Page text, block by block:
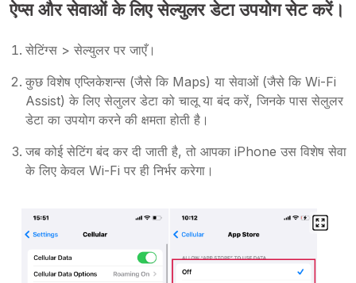
ऐप्स और सेवाओं के लिए सेल्युलर डेटा उपयोग सेट करें।
सेटिंग्स > सेल्युलर पर जाएँ।
कुछ विशेष एप्लिकेशन्स (जैसे कि Maps) या सेवाओं (जैसे कि Wi-Fi
Assist) के लिए सेलुलर डेटा को चालू या बंद करें, जिनके पास सेलुलर
डेटा का उपयोग करने की क्षमता होती है।
जब कोई सेटिंग बंद कर दी जाती है, तो आपका iPhone उस विशेष सेवा
के लिए केवल Wi-Fi पर ही निर्भर करेगा।